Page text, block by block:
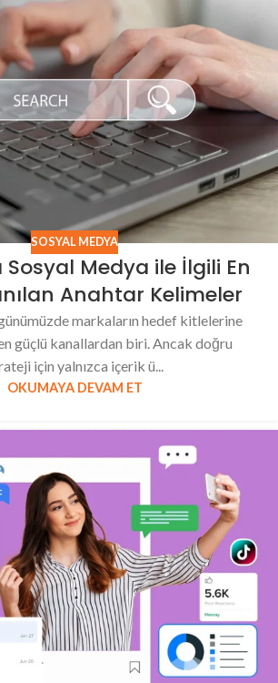
SOSYAL MEDYA
Sosyal Medya ile İlgili En
Anahtar Kelimeler
markaların hedef kitlelerine
güçlü kanallardan biri. Ancak doğru
için yalnızca içerik ü...
OKUMAYA DEVAM ET